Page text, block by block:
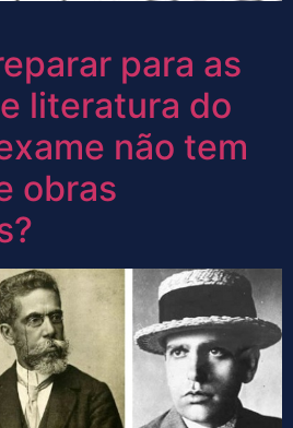
para as
literatura do
não tem
obras